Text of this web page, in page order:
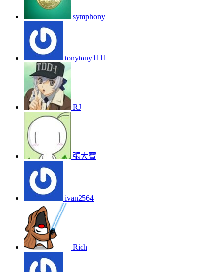
symphony
tonytony1111
RJ
張大寶
ivan2564
Rich